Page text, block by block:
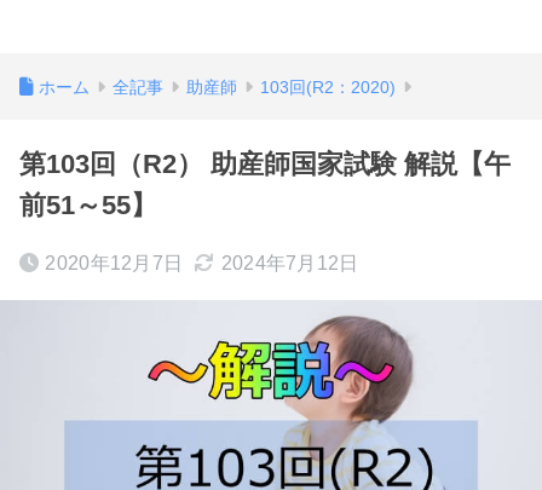
ホーム 全記事 助産師 103回(R2：2020)
第103回（R2） 助産師国家試験 解説【午
前51～55】
2020年12月7日 2024年7月12日